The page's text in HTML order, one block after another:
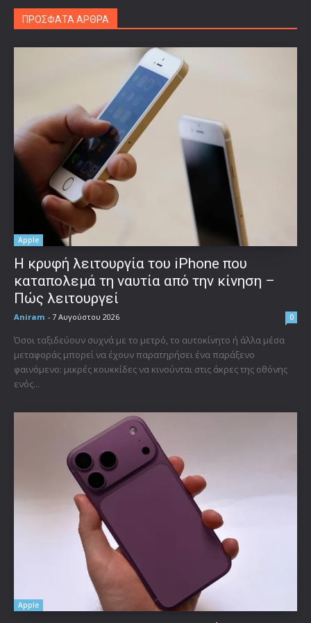
ΠΡΟΣΦΑΤΑ ΑΡΘΡΑ
Apple
Η κρυφή λειτουργία του iPhone που
καταπολεμά τη ναυτία από την κίνηση –
Πώς λειτουργεί
Aniram - 7 Αυγούστου 2026 0
Όσοι ταξιδεύουν συχνά με το μετρό, το αυτοκίνητο ή άλλα μέσα
μεταφοράς μπορεί να έχουν παρατηρήσει ένα παράξενο
φαινόμενο: μικρές κουκκίδες να κινούνται στις άκρες της οθόνης
ενός...
Apple